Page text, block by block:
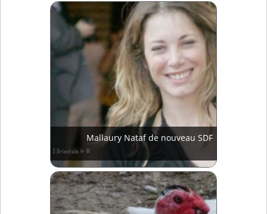
Mallaury Nataf de nouveau SDF